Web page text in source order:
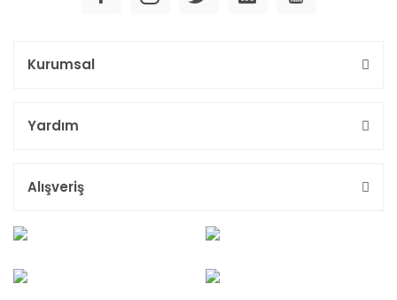
Kurumsal
Yardım
Alışveriş